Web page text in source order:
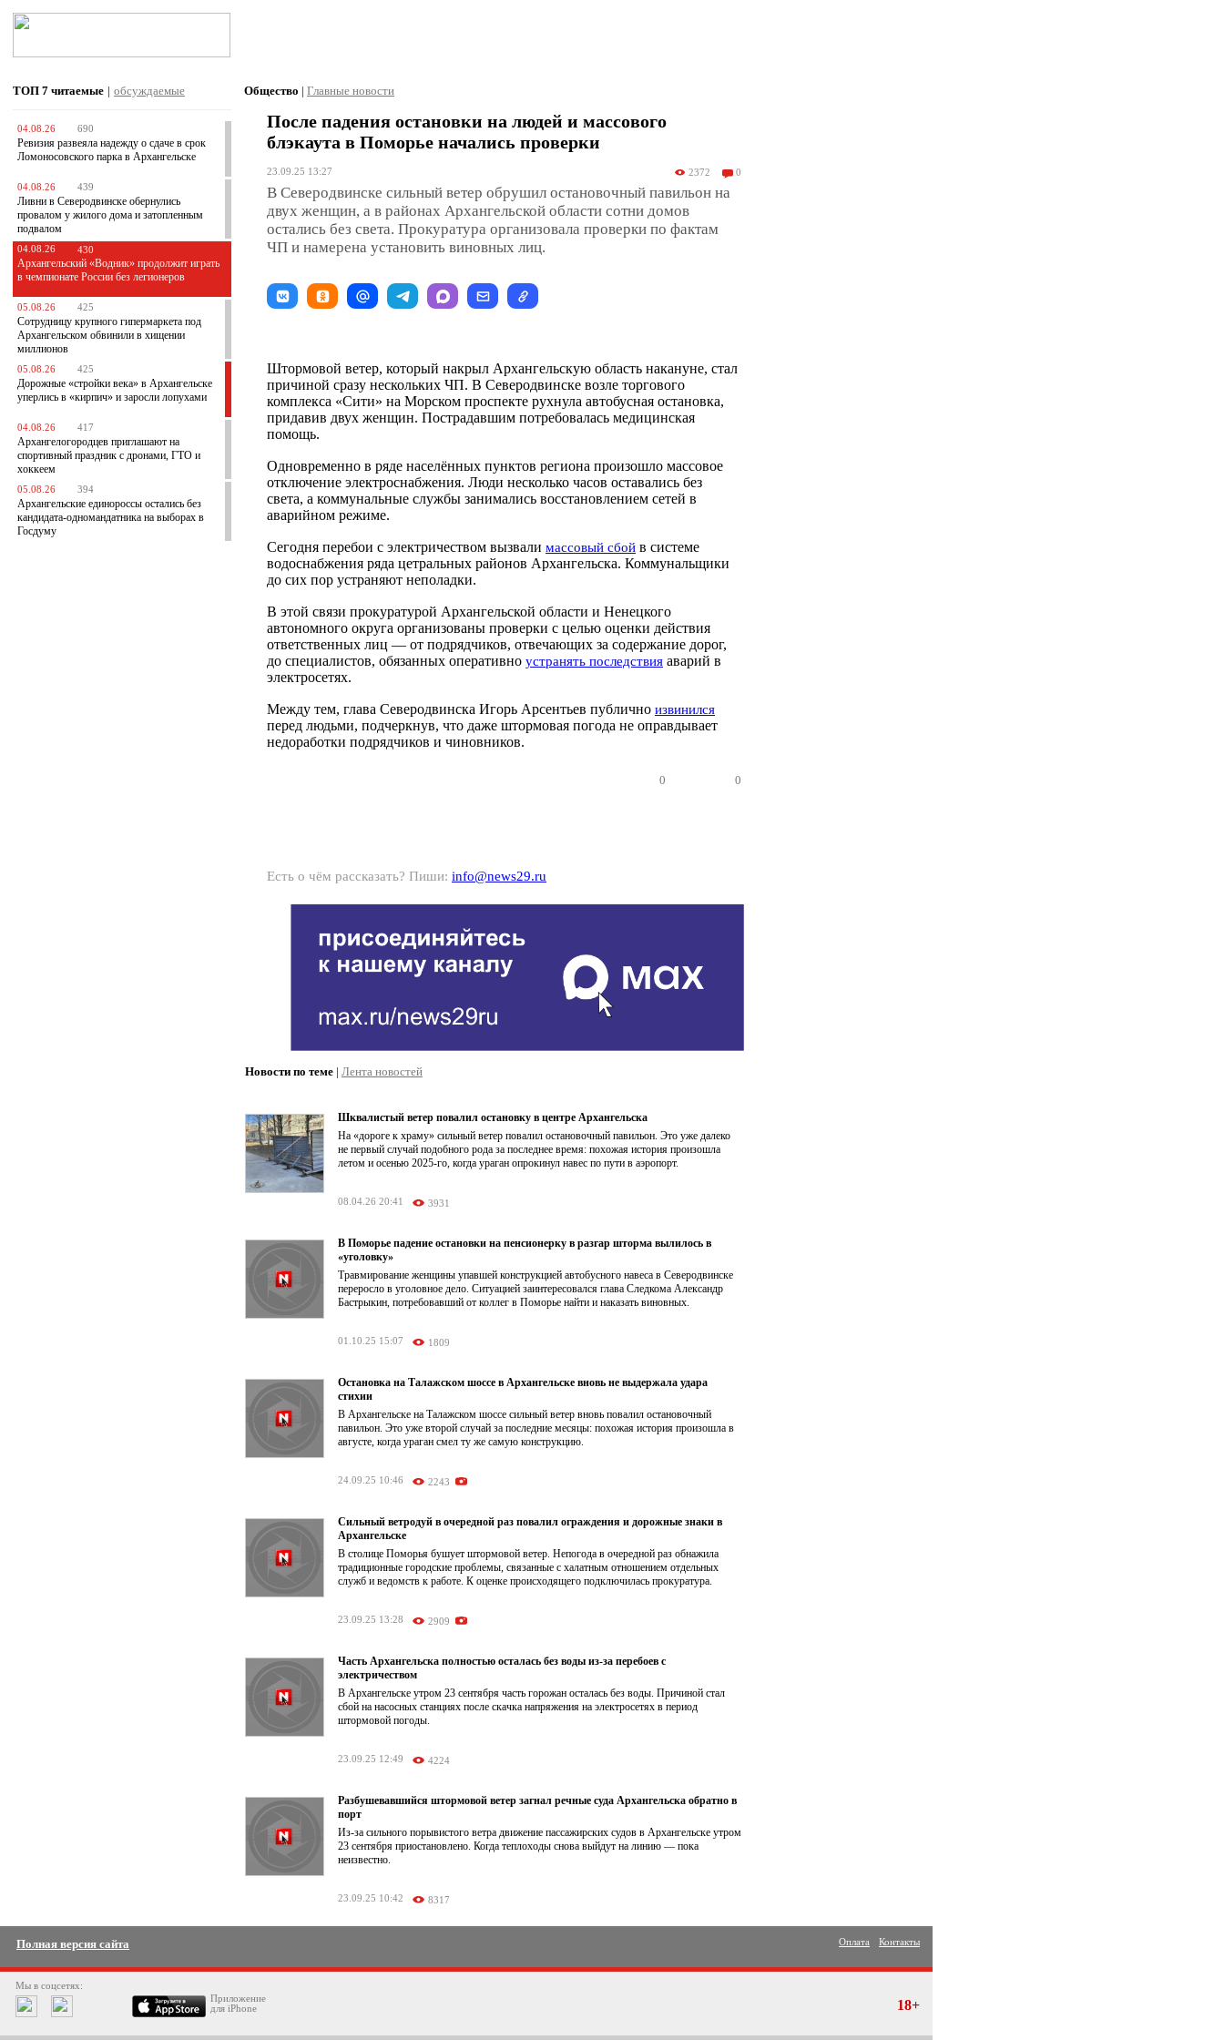
ТОП 7 читаемые | обсуждаемые
04.08.26 690
Ревизия развеяла надежду о сдаче в срок
Ломоносовского парка в Архангельске
04.08.26 439
Ливни в Северодвинске обернулись
провалом у жилого дома и затопленным
подвалом
04.08.26 430
Архангельский «Водник» продолжит играть
в чемпионате России без легионеров
05.08.26 425
Сотрудницу крупного гипермаркета под
Архангельском обвинили в хищении
миллионов
05.08.26 425
Дорожные «стройки века» в Архангельске
уперлись в «кирпич» и заросли лопухами
04.08.26 417
Архангелогородцев приглашают на
спортивный праздник с дронами, ГТО и
хоккеем
05.08.26 394
Архангельские единороссы остались без
кандидата-одномандатника на выборах в
Госдуму
Общество | Главные новости
После падения остановки на людей и массового
блэкаута в Поморье начались проверки
23.09.25 13:27 2372 0
В Северодвинске сильный ветер обрушил остановочный павильон на
двух женщин, а в районах Архангельской области сотни домов
остались без света. Прокуратура организовала проверки по фактам
ЧП и намерена установить виновных лиц.
Штормовой ветер, который накрыл Архангельскую область накануне, стал
причиной сразу нескольких ЧП. В Северодвинске возле торгового
комплекса «Сити» на Морском проспекте рухнула автобусная остановка,
придавив двух женщин. Пострадавшим потребовалась медицинская
помощь.
Одновременно в ряде населённых пунктов региона произошло массовое
отключение электроснабжения. Люди несколько часов оставались без
света, а коммунальные службы занимались восстановлением сетей в
аварийном режиме.
Сегодня перебои с электричеством вызвали массовый сбой в системе
водоснабжения ряда цетральных районов Архангельска. Коммунальщики
до сих пор устраняют неполадки.
В этой связи прокуратурой Архангельской области и Ненецкого
автономного округа организованы проверки с целью оценки действия
ответственных лиц — от подрядчиков, отвечающих за содержание дорог,
до специалистов, обязанных оперативно устранять последствия аварий в
электросетях.
Между тем, глава Северодвинска Игорь Арсентьев публично извинился
перед людьми, подчеркнув, что даже штормовая погода не оправдывает
недоработки подрядчиков и чиновников.
0 0
Есть о чём рассказать? Пиши: info@news29.ru
Новости по теме | Лента новостей
Шквалистый ветер повалил остановку в центре Архангельска
На «дороге к храму» сильный ветер повалил остановочный павильон. Это уже далеко
не первый случай подобного рода за последнее время: похожая история произошла
летом и осенью 2025-го, когда ураган опрокинул навес по пути в аэропорт.
08.04.26 20:41 3931
В Поморье падение остановки на пенсионерку в разгар шторма вылилось в
«уголовку»
Травмирование женщины упавшей конструкцией автобусного навеса в Северодвинске
переросло в уголовное дело. Ситуацией заинтересовался глава Следкома Александр
Бастрыкин, потребовавший от коллег в Поморье найти и наказать виновных.
01.10.25 15:07 1809
Остановка на Талажском шоссе в Архангельске вновь не выдержала удара
стихии
В Архангельске на Талажском шоссе сильный ветер вновь повалил остановочный
павильон. Это уже второй случай за последние месяцы: похожая история произошла в
августе, когда ураган смел ту же самую конструкцию.
24.09.25 10:46 2243
Сильный ветродуй в очередной раз повалил ограждения и дорожные знаки в
Архангельске
В столице Поморья бушует штормовой ветер. Непогода в очередной раз обнажила
традиционные городские проблемы, связанные с халатным отношением отдельных
служб и ведомств к работе. К оценке происходящего подключилась прокуратура.
23.09.25 13:28 2909
Часть Архангельска полностью осталась без воды из-за перебоев с
электричеством
В Архангельске утром 23 сентября часть горожан осталась без воды. Причиной стал
сбой на насосных станциях после скачка напряжения на электросетях в период
штормовой погоды.
23.09.25 12:49 4224
Разбушевавшийся штормовой ветер загнал речные суда Архангельска обратно в
порт
Из-за сильного порывистого ветра движение пассажирских судов в Архангельске утром
23 сентября приостановлено. Когда теплоходы снова выйдут на линию — пока
неизвестно.
23.09.25 10:42 8317
Полная версия сайта Оплата Контакты
Мы в соцсетях:
Приложение
для iPhone
18+